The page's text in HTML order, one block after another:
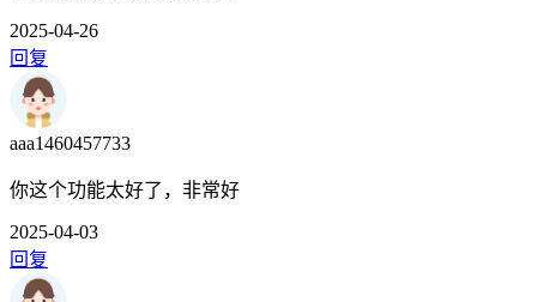
2025-04-26
回复
aaa1460457733
你这个功能太好了，非常好
2025-04-03
回复